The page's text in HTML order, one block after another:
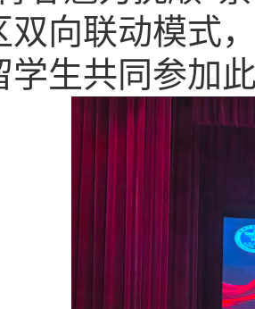
双向联动模式
学生共同参加